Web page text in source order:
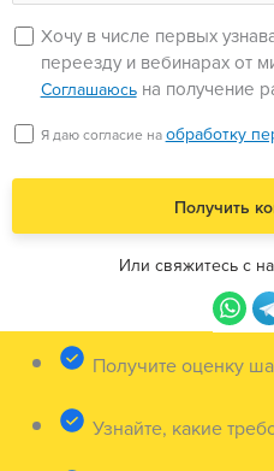
Хочу в числе первых
переезду и вебинарах от
Соглашаюсьна получение
Я даю согласие наобработку
Или свяжитесь с
Получите оценку
Узнайте, какие